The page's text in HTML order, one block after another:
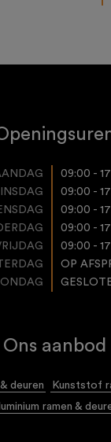
09:00 -
09:00 -
09:00 -
09:00 -
09:00 -
OP
Ons aanbod
deuren
Kunststof
ramen &